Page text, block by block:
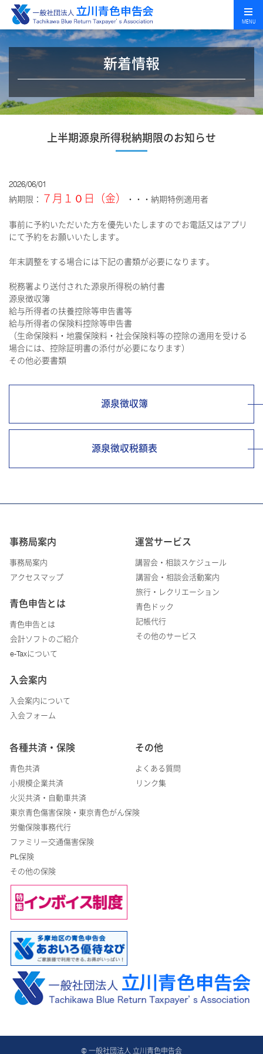
MENU
新着情報
上半期源泉所得税納期限のお知らせ
2026/06/01
納期限：
７月１０日（金） ・・・納期特例適用者
事前に予約いただいた方を優先いたしますのでお電話又はアプリ
にて予約をお願いいたします。
年末調整をする場合には下記の書類が必要になります。
税務署より送付された源泉所得税の納付書
源泉徴収簿
給与所得者の扶養控除等申告書等
給与所得者の保険料控除等申告書
（生命保険料・地震保険料・社会保険料等の控除の適用を受ける
場合には、控除証明書の添付が必要になります）
その他必要書類
源泉徴収簿
源泉徴収税額表
事務局案内
事務局案内
アクセスマップ
青色申告とは
青色申告とは
会計ソフトのご紹介
e-Taxについて
入会案内
入会案内について
入会フォーム
運営サービス
講習会・相談スケジュール
講習会・相談会活動案内
旅行・レクリエーション
青色ドック
記帳代行
その他のサービス
各種共済・保険
青色共済
小規模企業共済
火災共済・自動車共済
東京青色傷害保険・東京青色がん保険
労働保険事務代行
ファミリー交通傷害保険
PL保険
その他の保険
その他
よくある質問
リンク集
© 一般社団法人 立川青色申告会